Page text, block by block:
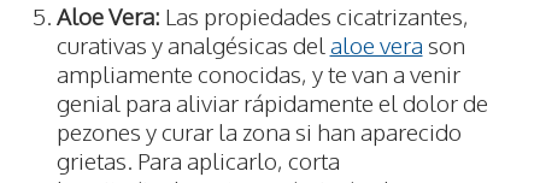
Aloe Vera: Las propiedades cicatrizantes,
curativas y analgésicas del aloe vera son
ampliamente conocidas, y te van a venir
genial para aliviar rápidamente el dolor de
pezones y curar la zona si han aparecido
grietas. Para aplicarlo, corta